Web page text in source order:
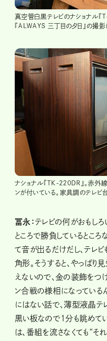
真空管白黒テレビのナショナル
『ALWAYS 三丁目の夕日』の撮影
ナショナル『TK-220DR』。赤外
ンが付いている。家具調のテレビ台
冨永：テレビの何がおもしろ
ところで勝負しているところ
て音が出るだけだし、テレ
角形。そうすると、やっぱり
えないので、金の装飾をつ
ン合戦の様相になっている
にはない話で、薄型液晶テ
黒い板なので1分も眺めて
は、番組を流さなくても“そ